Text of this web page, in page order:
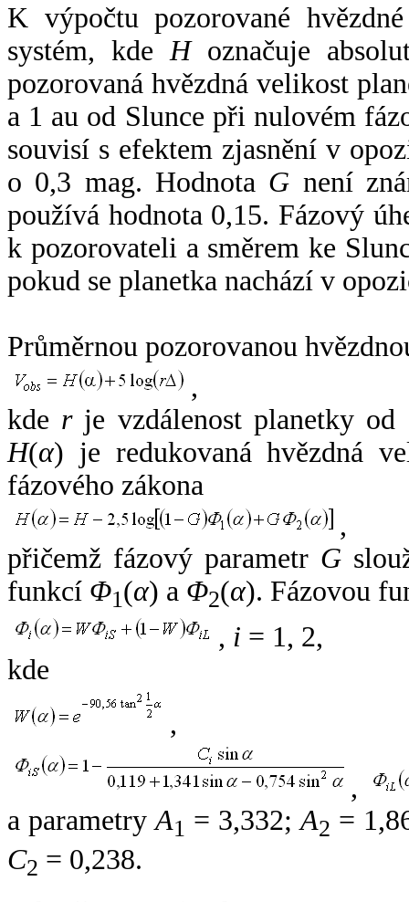
K výpočtu pozorované
systém, kde Hoznačuje
pozorovaná hvězdná velikost
a 1 au od Slunce při nulovém
souvisí s efektem zjasnění v
o 0,3 mag. Hodnota G není
používá hodnota 0,15. Fázový
k pozorovateli a směrem ke
pokud se planetka nachází v
Průměrnou pozorovanou
,
kde rje vzdálenost planetky od
H(α) je redukovaná hvězdná
fázového zákona
,
přičemž fázový parametr G
funkcí Φ1(α) a Φ2(α). Fázovou
, i = 1, 2,
kde
,
,
a parametryA1 = 3,332;A2 =
C2 = 0,238.